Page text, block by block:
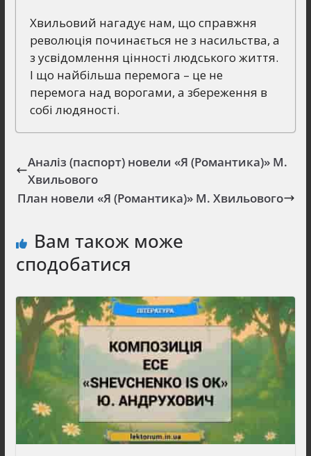
Хвильовий нагадує нам, що справжня
революція починається не з насильства, а
з усвідомлення цінності людського життя.
І що найбільша перемога – це не
перемога над ворогами, а збереження в
собі людяності.
Аналіз (паспорт) новели «Я (Романтика)» М.
Хвильового
План новели «Я (Романтика)» М. Хвильового
Вам також може
сподобатися